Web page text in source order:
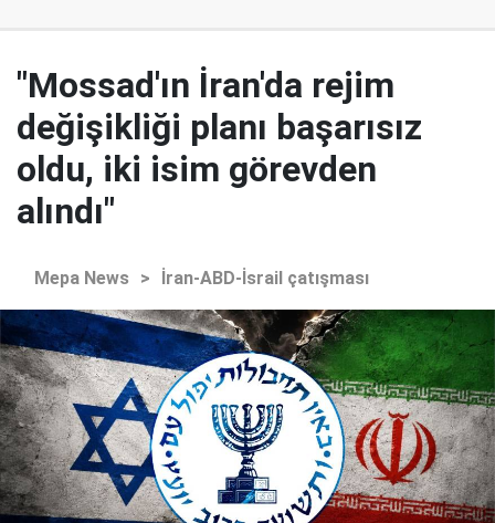
"Mossad'ın İran'da rejim
değişikliği planı başarısız
oldu, iki isim görevden
alındı"
Mepa News > İran-ABD-İsrail çatışması